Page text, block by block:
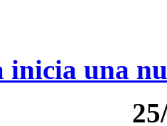
inicia una